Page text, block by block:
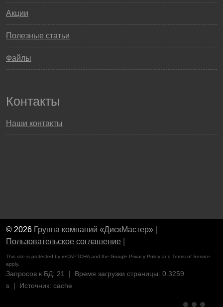
Акции
Полезные статьи
Файлы
Контакты
Наши контакты
© 2026 Группа компаний «ДискМастер»
Пользовательское соглашение
This site is protected by reCAPTCHA and the Google Privacy Policy and Terms of Service
apply.
Запросов к БД: 21 | Время загрузки страницы: 0.3259
s | Источник: cache